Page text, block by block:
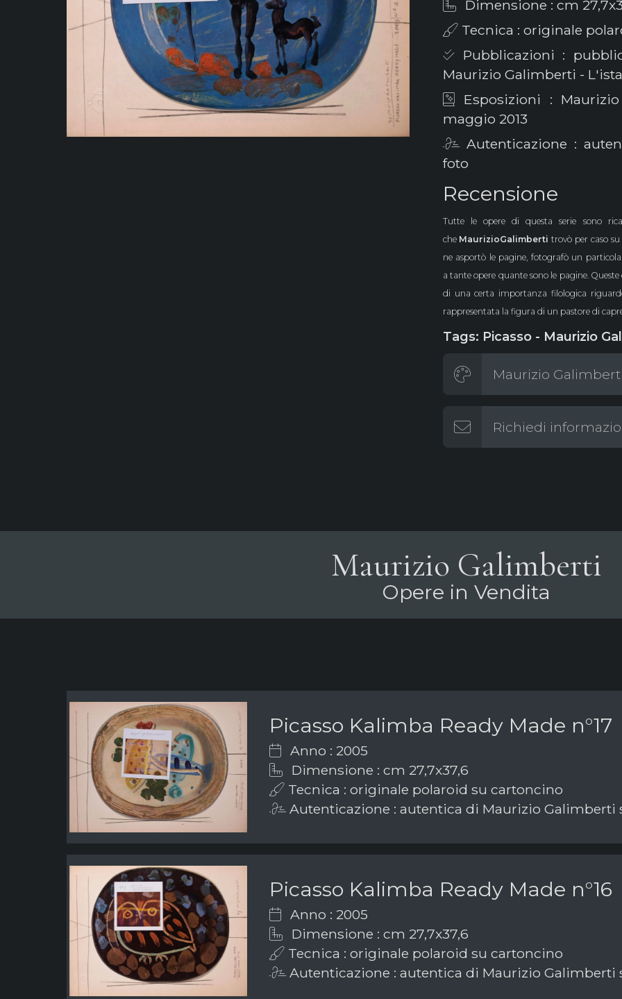
Dimensione : cm
Tecnica : originale
Pubblicazioni :
Maurizio Galimberti -
Esposizioni :
maggio 2013
Autenticazione :
foto
Recensione
Tutte le opere di questa serie sono
che MaurizioGalimberti trovò per caso
ne asportò le pagine, fotografò un
atante opere quante sono le pagine.
di una certa importanza filologica
rappresentata la figura di un pastore di
Tags: Picasso - Maurizio
Maurizio
Richiedi
Maurizio Galimberti
Opere in Vendita
Picasso Kalimba Ready Made n°17
Anno : 2005
Dimensione : cm 27,7x37,6
Tecnica : originale polaroid su cartoncino
Autenticazione : autentica di Maurizio Galimberti
Picasso Kalimba Ready Made n°16
Anno : 2005
Dimensione : cm 27,7x37,6
Tecnica : originale polaroid su cartoncino
Autenticazione : autentica di Maurizio Galimberti